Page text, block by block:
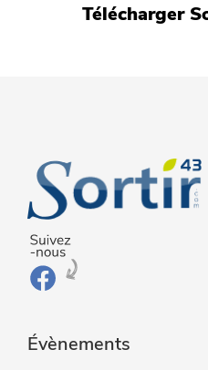
Télécharger
Évènements